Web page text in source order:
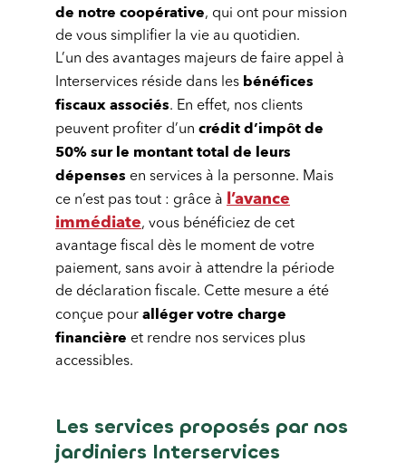
de notre coopérative, qui ont pour mission
de vous simplifier la vie au quotidien.
L’un des avantages majeurs de faire appel à
Interservices réside dans les bénéfices
fiscaux associés. En effet, nos clients
peuvent profiter d’un crédit d’impôt de
50% sur le montant total de leurs
dépenses en services à la personne. Mais
ce n’est pas tout : grâce à
l’avance
immédiate, vous bénéficiez de cet
avantage fiscal dès le moment de votre
paiement, sans avoir à attendre la période
de déclaration fiscale. Cette mesure a été
conçue pour alléger votre charge
financière et rendre nos services plus
accessibles.
Les services proposés par nos
jardiniers Interservices